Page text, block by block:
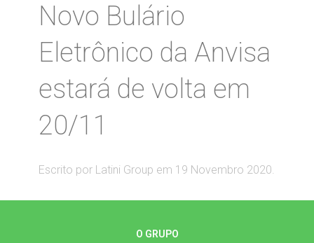
Novo Bulário
Eletrônico da Anvisa
estará de volta em
20/11
Escrito por Latini Group em 19 Novembro 2020.
O GRUPO